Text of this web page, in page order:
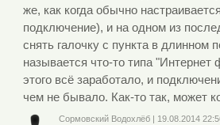
же, как когда обычно
подключение), и на одном из
снять галочку с пункта в длинном
называется что-то типа
этого всё заработало, и
чем не бывало. Как-то так, может
Сормовский Водохлёб | 19.08.2014